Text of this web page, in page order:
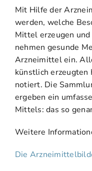
Mit Hilfe der
werden, welche
Mittel erzeugen
nehmen gesunde
Arzneimittel ein.
künstlich erzeugten
notiert. Die
ergeben ein
Mittels: das so
Weitere
Die